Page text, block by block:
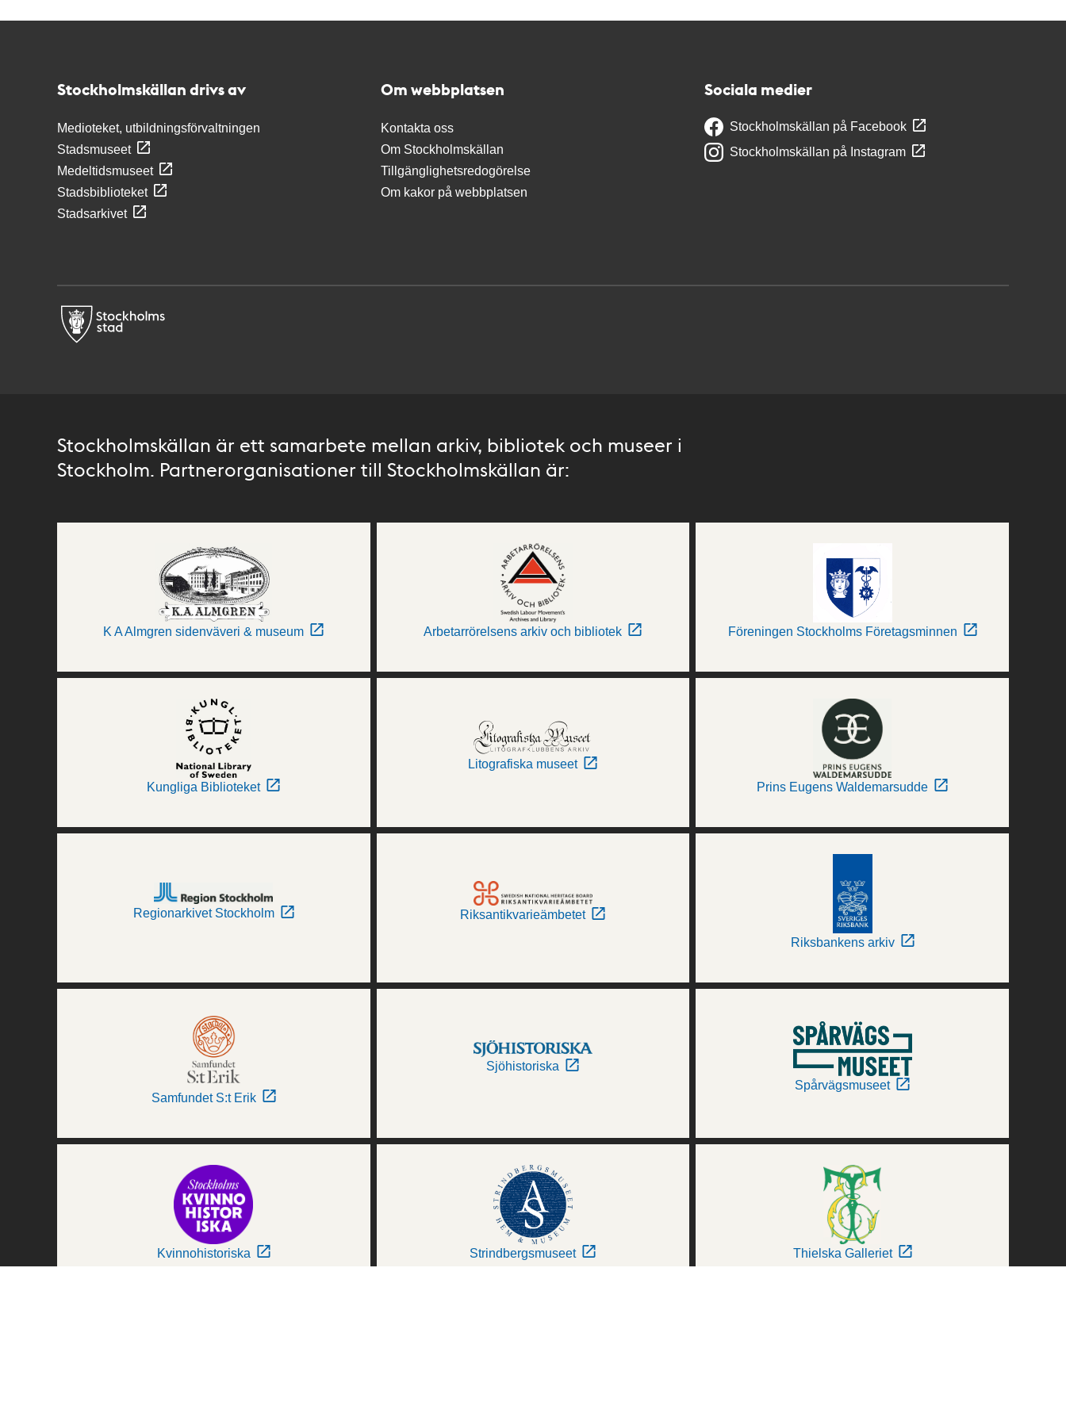
Stockholmskällan drivs av
Medioteket, utbildningsförvaltningen
Stadsmuseet
Medeltidsmuseet
Stadsbiblioteket
Stadsarkivet
Om webbplatsen
Kontakta oss
Om Stockholmskällan
Tillgänglighetsredogörelse
Om kakor på webbplatsen
Sociala medier
Stockholmskällan på Facebook
Stockholmskällan på Instagram
Stockholmskällan är ett samarbete mellan arkiv, bibliotek och museer i
Stockholm. Partnerorganisationer till Stockholmskällan är:
K A Almgren sidenväveri & museum Arbetarrörelsens arkiv och bibliotek Föreningen Stockholms Företagsminnen
Kungliga Biblioteket
Litografiska museet
Prins Eugens Waldemarsudde
Regionarkivet Stockholm Riksantikvarieämbetet
Riksbankens arkiv
Samfundet S:t Erik
Sjöhistoriska
Spårvägsmuseet
Kvinnohistoriska Strindbergsmuseet Thielska Galleriet